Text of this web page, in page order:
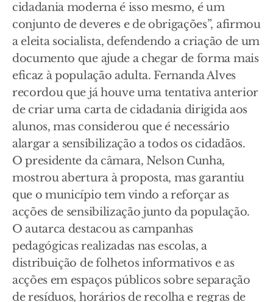
cidadania moderna é isso mesmo, é um
conjunto de deveres e de obrigações”, afirmou
a eleita socialista, defendendo a criação de um
documento que ajude a chegar de forma mais
eficaz à população adulta. Fernanda Alves
recordou que já houve uma tentativa anterior
de criar uma carta de cidadania dirigida aos
alunos, mas considerou que é necessário
alargar a sensibilização a todos os cidadãos.
O presidente da câmara, Nelson Cunha,
mostrou abertura à proposta, mas garantiu
que o município tem vindo a reforçar as
acções de sensibilização junto da população.
O autarca destacou as campanhas
pedagógicas realizadas nas escolas, a
distribuição de folhetos informativos e as
acções em espaços públicos sobre separação
de resíduos, horários de recolha e regras de